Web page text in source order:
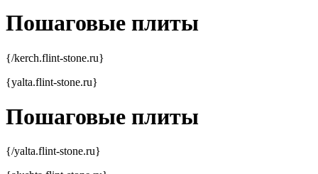
Пошаговые плиты
{/kerch.flint-stone.ru}
{yalta.flint-stone.ru}
Пошаговые плиты
{/yalta.flint-stone.ru}